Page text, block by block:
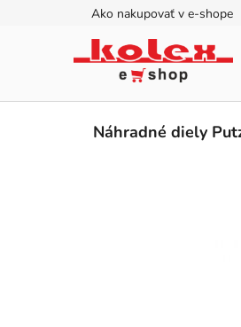
Ako nakupovať v e-shope
Náhradné diely